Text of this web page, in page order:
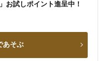
お試しポイント進呈中！
あそぶ